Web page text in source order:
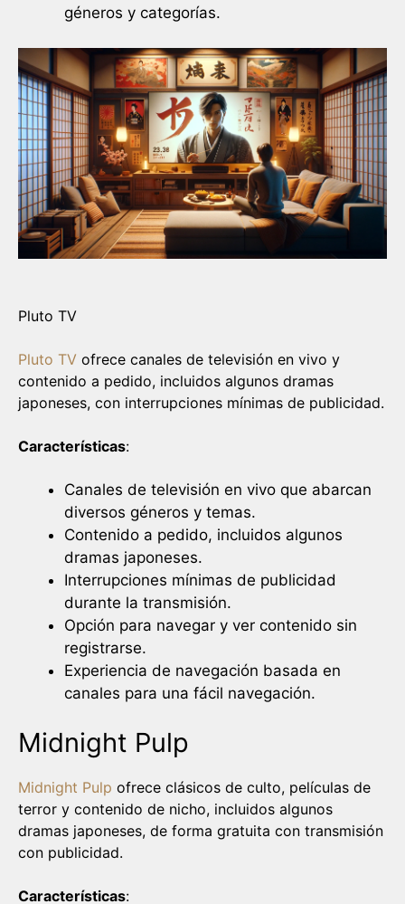
géneros y categorías.
Pluto TV
Pluto TV ofrece canales de televisión en vivo y
contenido a pedido, incluidos algunos dramas
japoneses, con interrupciones mínimas de publicidad.
Características:
Canales de televisión en vivo que abarcan
diversos géneros y temas.
Contenido a pedido, incluidos algunos
dramas japoneses.
Interrupciones mínimas de publicidad
durante la transmisión.
Opción para navegar y ver contenido sin
registrarse.
Experiencia de navegación basada en
canales para una fácil navegación.
Midnight Pulp
Midnight Pulp ofrece clásicos de culto, películas de
terror y contenido de nicho, incluidos algunos
dramas japoneses, de forma gratuita con transmisión
con publicidad.
Características: